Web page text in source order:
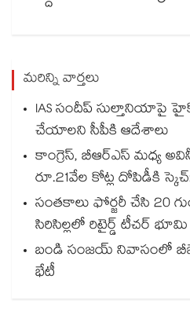
మరిన్ని వార్తలు
IAS సందీప్ సుల్తానియాపై
చేయాలని సీపీకి ఆదేశాలు
కాంగ్రెస్, బీఆర్ఎస్ మధ్య
రూ.21వేల కోట్ల దోపిడీకి
సంతకాలు ఫోర్జరీ చేసి 20
సిరిసిల్లలో రిటైర్డ్ టీచర్ భూమి
బండి సంజయ్ నివాసంలో
భేటీ